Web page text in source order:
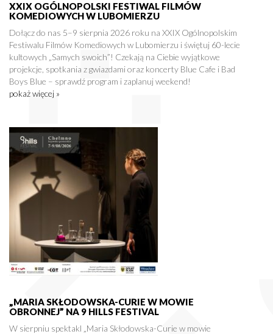
XXIX OGÓLNOPOLSKI FESTIWAL FILMÓW
KOMEDIOWYCH W LUBOMIERZU
Dołącz do nas 5–9 sierpnia 2026 roku na XXIX Ogólnopolskim
Festiwalu Filmów Komediowych w Lubomierzu i świętuj 60-lecie
kultowych „Samych swoich”! Czekają na Ciebie wyjątkowe
projekcje, spotkania z gwiazdami oraz koncerty Blue Cafe i Bad
Boys Blue – sprawdź program i zaplanuj weekend!
pokaż więcej »
„MARIA SKŁODOWSKA-CURIE W MOWIE
OBRONNEJ” NA 9 HILLS FESTIVAL
W sierpniu spektakl „Maria Skłodowska-Curie w mowie